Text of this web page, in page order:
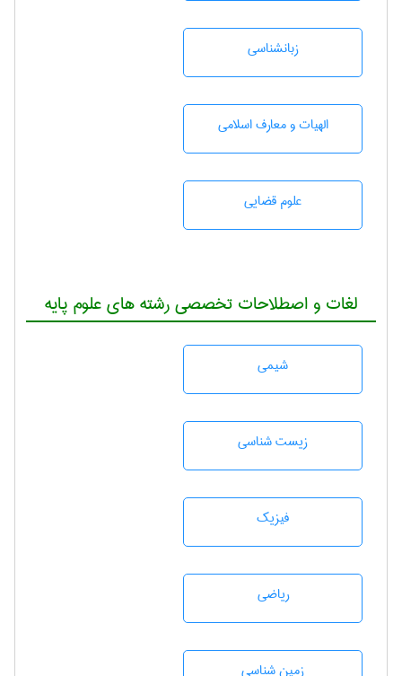
زبانشناسی
الهیات و معارف اسلامی
علوم قضایی
لغات و اصطلاحات تخصصی رشته های علوم پایه
شيمی
زيست شناسی
فیزیک
رياضی
زمين شناسی